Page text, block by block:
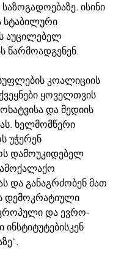
ისინი
სტაბილური
აუცილებელ
წარმოადგენენ.
კოალიციის
ყოველთვის
და მედიის
ხელმომწერი
უჭერენ
დამოუკიდებელ
და განაგრძობენ მათ
დემოკრატიული
და ევრო-